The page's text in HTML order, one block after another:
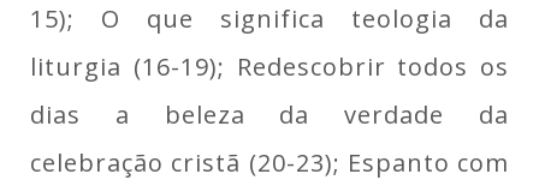
15); O que significa teologia da
liturgia (16-19); Redescobrir todos os
dias a beleza da verdade da
celebração cristã (20-23); Espanto com